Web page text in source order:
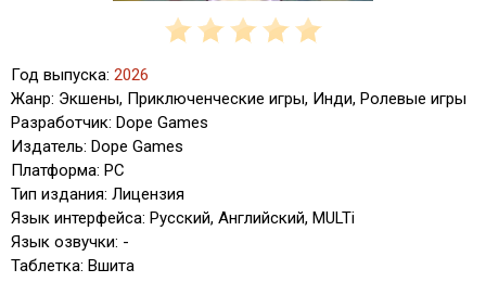
Год выпуска: 2026
Жанр: Экшены, Приключенческие игры, Инди, Ролевые игры
Разработчик: Dope Games
Издатель: Dope Games
Платформа: PC
Тип издания: Лицензия
Язык интерфейса: Русский, Английский, MULTi
Язык озвучки: -
Таблетка: Вшита